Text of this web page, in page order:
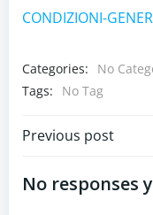
CONDIZIONI-
Categories:
No
Tags:
No Tag
articoli
Previous post
No responses